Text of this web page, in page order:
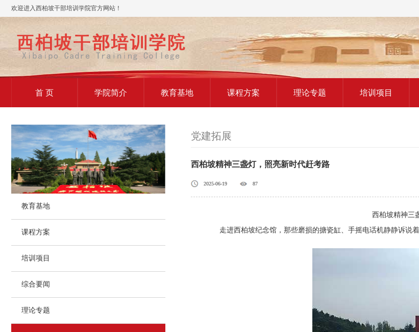
欢迎进入西柏坡干部培训学院官方网站！
首 页 学院简介 教育基地 课程方案 理论专题 培训项目
教育基地
课程方案
培训项目
综合要闻
理论专题
党建拓展
西柏坡精神三盏灯，照亮新时代赶考路
2025-06-19 87
西柏坡精神三
走进西柏坡纪念馆，那些磨损的搪瓷缸、手摇电话机静静诉说着